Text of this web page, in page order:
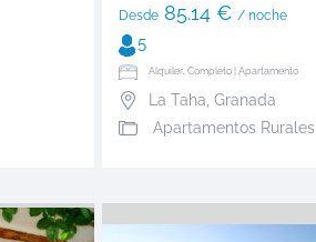
Desde85.14 € / noche
5
Alquiler: Completo | Apartamento
La Taha Granada
Apartamentos Rurales